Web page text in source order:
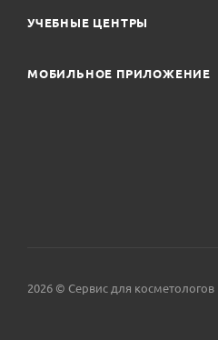
УЧЕБНЫЕ ЦЕНТРЫ
МОБИЛЬНОЕ ПРИЛОЖЕНИЕ
2026 © Сервис для косметологов